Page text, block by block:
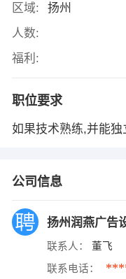
区域:
扬州
人数:
福利:
职位要求
如果技术熟练,并能
公司信息
扬州润燕广告
联系人： 董飞
联系电话：